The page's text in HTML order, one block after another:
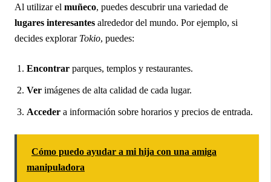
Al utilizar el muñeco, puedes descubrir una variedad de
lugares interesantes alrededor del mundo. Por ejemplo, si
decides explorar Tokio, puedes:
Encontrar parques, templos y restaurantes.
Ver imágenes de alta calidad de cada lugar.
Acceder a información sobre horarios y precios de entrada.
Cómo puedo ayudar a mi hija con una amiga
manipuladora